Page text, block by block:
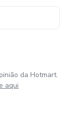
da Hotmart.
aqui